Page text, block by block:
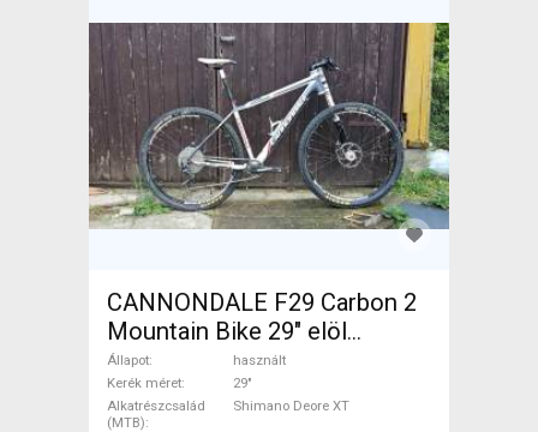
CANNONDALE F29 Carbon 2
Mountain Bike 29" elöl
teleszkópos Shimano Deore
XT használt ELADÓ
Állapot
használt
Kerék méret
29"
Alkatrészcsalád
(MTB)
Shimano Deore XT